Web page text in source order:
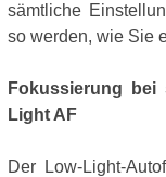
sämtliche
so werden, wie Sie
Fokussierung
Light AF
Der Low-Light-